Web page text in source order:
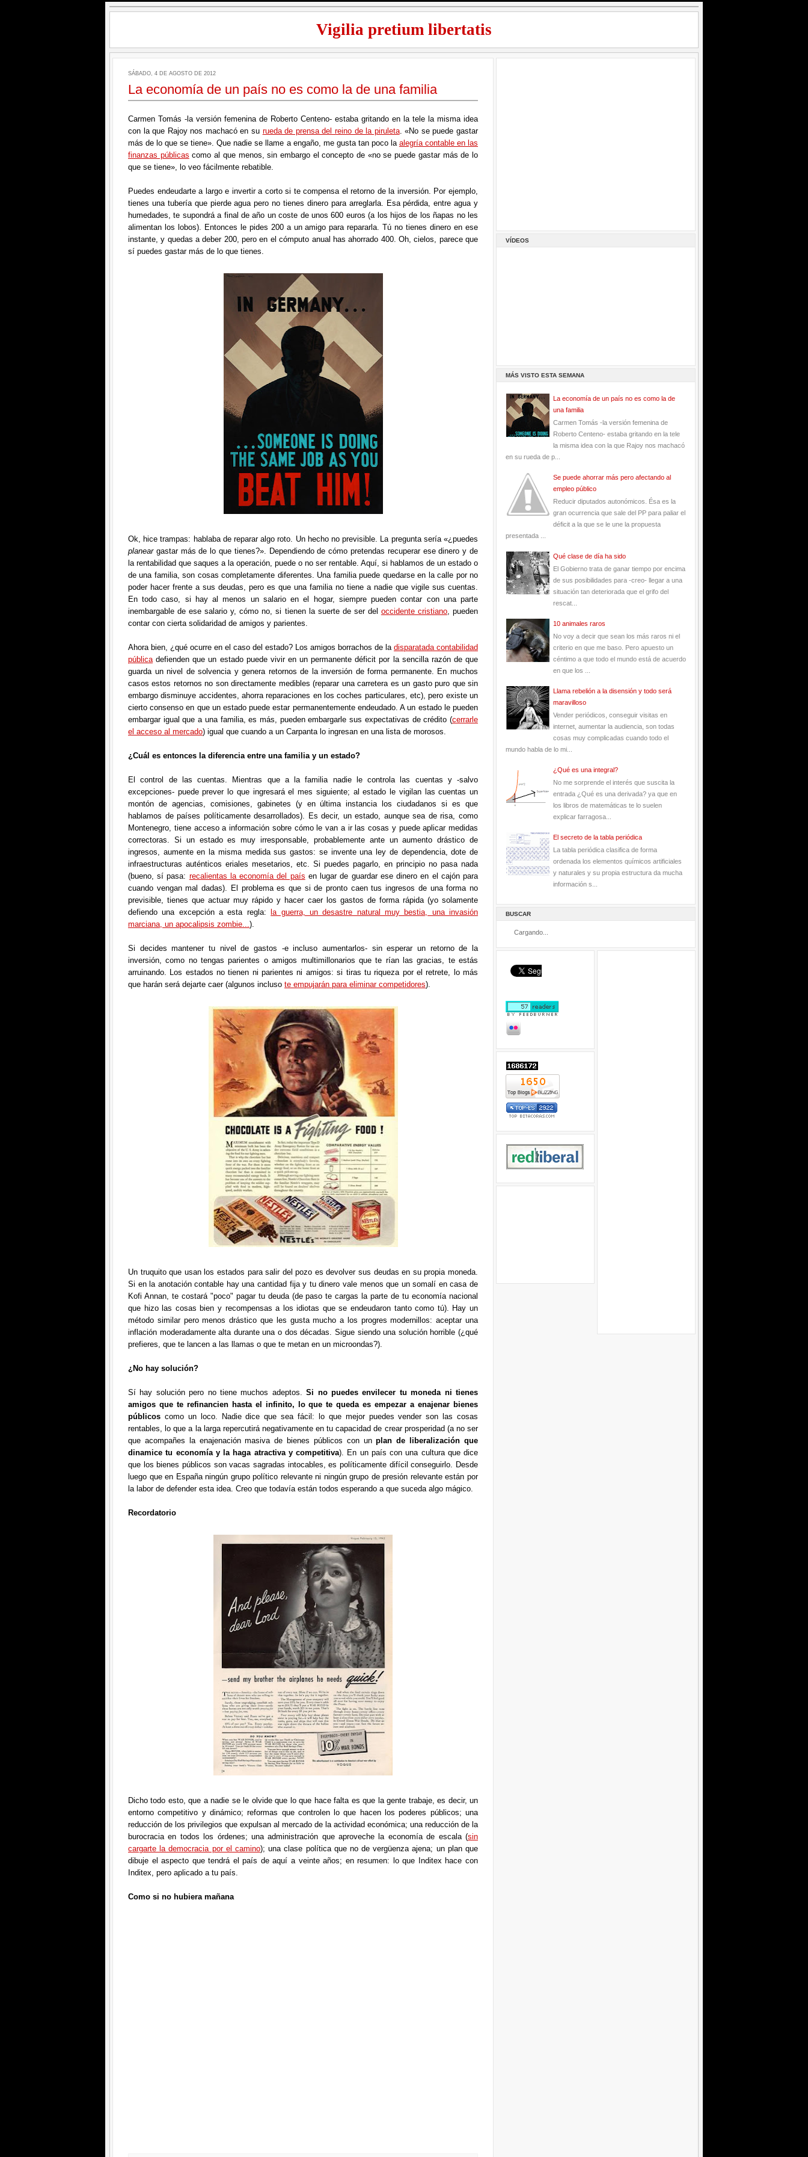
Vigilia pretium libertatis
SÁBADO, 4 DE AGOSTO DE 2012
La economía de un país no es como la de una familia
Carmen Tomás -la versión femenina de Roberto Centeno- estaba gritando en la tele la misma idea
con la que Rajoy nos machacó en su rueda de prensa del reino de la piruleta. «No se puede gastar
más de lo que se tiene». Que nadie se llame a engaño, me gusta tan poco la alegría contable en las
finanzas públicas como al que menos, sin embargo el concepto de «no se puede gastar más de lo
que se tiene», lo veo fácilmente rebatible.
Puedes endeudarte a largo e invertir a corto si te compensa el retorno de la inversión. Por ejemplo,
tienes una tubería que pierde agua pero no tienes dinero para arreglarla. Esa pérdida, entre agua y
humedades, te supondrá a final de año un coste de unos 600 euros (a los hijos de los ñapas no les
alimentan los lobos). Entonces le pides 200 a un amigo para repararla. Tú no tienes dinero en ese
instante, y quedas a deber 200, pero en el cómputo anual has ahorrado 400. Oh, cielos, parece que
sí puedes gastar más de lo que tienes.
Ok, hice trampas: hablaba de reparar algo roto. Un hecho no previsible. La pregunta sería «¿puedes
planeargastar más de lo que tienes?». Dependiendo de cómo pretendas recuperar ese dinero y de
la rentabilidad que saques a la operación, puede o no ser rentable. Aquí, si hablamos de un estado o
de una familia, son cosas completamente diferentes. Una familia puede quedarse en la calle por no
poder hacer frente a sus deudas, pero es que una familia no tiene a nadie que vigile sus cuentas.
En todo caso, si hay al menos un salario en el hogar, siempre pueden contar con una parte
inembargable de ese salario y, cómo no, si tienen la suerte de ser del occidente cristiano, pueden
contar con cierta solidaridad de amigos y parientes.
Ahora bien, ¿qué ocurre en el caso del estado? Los amigos borrachos de la disparatada contabilidad
públicadefienden que un estado puede vivir en un permanente déficit por la sencilla razón de que
guarda un nivel de solvencia y genera retornos de la inversión de forma permanente. En muchos
casos estos retornos no son directamente medibles (reparar una carretera es un gasto puro que sin
embargo disminuye accidentes, ahorra reparaciones en los coches particulares, etc), pero existe un
cierto consenso en que un estado puede estar permanentemente endeudado. A un estado le pueden
embargar igual que a una familia, es más, pueden embargarle sus expectativas de crédito (cerrarle
el acceso al mercado) igual que cuando a un Carpanta lo ingresan en una lista de morosos.
¿Cuál es entonces la diferencia entre una familia y un estado?
El control de las cuentas. Mientras que a la familia nadie le controla las cuentas y -salvo
excepciones- puede prever lo que ingresará el mes siguiente; al estado le vigilan las cuentas un
montón de agencias, comisiones, gabinetes (y en última instancia los ciudadanos si es que
hablamos de países políticamente desarrollados). Es decir, un estado, aunque sea de risa, como
Montenegro, tiene acceso a información sobre cómo le van a ir las cosas y puede aplicar medidas
correctoras. Si un estado es muy irresponsable, probablemente ante un aumento drástico de
ingresos, aumente en la misma medida sus gastos: se invente una ley de dependencia, dote de
infraestructuras auténticos eriales mesetarios, etc. Si puedes pagarlo, en principio no pasa nada
(bueno, sí pasa: recalientas la economía del país en lugar de guardar ese dinero en el cajón para
cuando vengan mal dadas). El problema es que si de pronto caen tus ingresos de una forma no
previsible, tienes que actuar muy rápido y hacer caer los gastos de forma rápida (yo solamente
defiendo una excepción a esta regla:
la guerra, un desastre natural muy bestia, una invasión
marciana, un apocalipsis zombie...).
Si decides mantener tu nivel de gastos -e incluso aumentarlos- sin esperar un retorno de la
inversión, como no tengas parientes o amigos multimillonarios que te rían las gracias, te estás
arruinando. Los estados no tienen ni parientes ni amigos: si tiras tu riqueza por el retrete, lo más
que harán será dejarte caer (algunos incluso te empujarán para eliminar competidores).
Un truquito que usan los estados para salir del pozo es devolver sus deudas en su propia moneda.
Si en la anotación contable hay una cantidad fija y tu dinero vale menos que un somalí en casa de
Kofi Annan, te costará "poco" pagar tu deuda (de paso te cargas la parte de tu economía nacional
que hizo las cosas bien y recompensas a los idiotas que se endeudaron tanto como tú). Hay un
método similar pero menos drástico que les gusta mucho a los progres modernillos: aceptar una
inflación moderadamente alta durante una o dos décadas. Sigue siendo una solución horrible (¿qué
prefieres, que te lancen a las llamas o que te metan en un microondas?).
¿No hay solución?
Sí hay solución pero no tiene muchos adeptos.Si no puedes envilecer tu moneda ni tienes
amigos que te refinancien hasta el infinito, lo que te queda es empezar a enajenar bienes
públicos como un loco. Nadie dice que sea fácil: lo que mejor puedes vender son las cosas
rentables, lo que a la larga repercutirá negativamente en tu capacidad de crear prosperidad (a no ser
que acompañes la enajenación masiva de bienes públicos con unplan de liberalización que
dinamice tu economía y la haga atractiva y competitiva). En un país con una cultura que dice
que los bienes públicos son vacas sagradas intocables, es políticamente difícil conseguirlo. Desde
luego que en España ningún grupo político relevante ni ningún grupo de presión relevante están por
la labor de defender esta idea. Creo que todavía están todos esperando a que suceda algo mágico.
Recordatorio
Dicho todo esto, que a nadie se le olvide que lo que hace falta es que la gente trabaje, es decir, un
entorno competitivo y dinámico; reformas que controlen lo que hacen los poderes públicos; una
reducción de los privilegios que expulsan al mercado de la actividad económica; una reducción de la
burocracia en todos los órdenes; una administración que aproveche la economía de escala (sin
cargarte la democracia por el camino); una clase política que no de vergüenza ajena; un plan que
dibuje el aspecto que tendrá el país de aquí a veinte años; en resumen: lo que Inditex hace con
Inditex, pero aplicado a tu país.
Como si no hubiera mañana
VÍDEOS
MÁS VISTO ESTA SEMANA
La economía de un país no es como la de
una familia
Carmen Tomás -la versión femenina de
Roberto Centeno- estaba gritando en la tele
la misma idea con la que Rajoy nos machacó
en su rueda de p...
Se puede ahorrar más pero afectando al
empleo público
Reducir diputados autonómicos. Ésa es la
gran ocurrencia que sale del PP para paliar el
déficit a la que se le une la propuesta
presentada ...
Qué clase de día ha sido
El Gobierno trata de ganar tiempo por encima
de sus posibilidades para -creo- llegar a una
situación tan deteriorada que el grifo del
rescat...
10 animales raros
No voy a decir que sean los más raros ni el
criterio en que me baso. Pero apuesto un
céntimo a que todo el mundo está de acuerdo
en que los ...
Llama rebelión a la disensión y todo será
maravilloso
Vender periódicos, conseguir visitas en
internet, aumentar la audiencia, son todas
cosas muy complicadas cuando todo el
mundo habla de lo mi...
¿Qué es una integral?
No me sorprende el interés que suscita la
entrada ¿Qué es una derivada? ya que en
los libros de matemáticas te lo suelen
explicar farragosa...
El secreto de la tabla periódica
La tabla periódica clasifica de forma
ordenada los elementos químicos artificiales
y naturales y su propia estructura da mucha
información s...
BUSCAR
Cargando...